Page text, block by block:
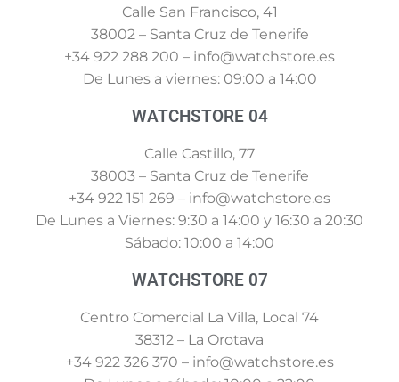
Calle San Francisco, 41
38002 – Santa Cruz de Tenerife
+34 922 288 200 – info@watchstore.es
De Lunes a viernes: 09:00 a 14:00
WATCHSTORE 04
Calle Castillo, 77
38003 – Santa Cruz de Tenerife
+34 922 151 269 – info@watchstore.es
De Lunes a Viernes: 9:30 a 14:00 y 16:30 a 20:30
Sábado: 10:00 a 14:00
WATCHSTORE 07
Centro Comercial La Villa, Local 74
38312 – La Orotava
+34 922 326 370 – info@watchstore.es